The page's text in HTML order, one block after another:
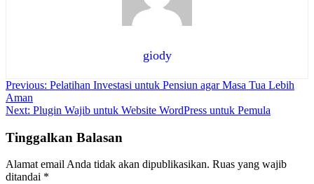
giody
Navigasi
pos
Previous: Pelatihan Investasi untuk Pensiun agar Masa Tua Lebih
Aman
Next: Plugin Wajib untuk Website WordPress untuk Pemula
Tinggalkan Balasan
Alamat email Anda tidak akan dipublikasikan. Ruas yang wajib
ditandai *